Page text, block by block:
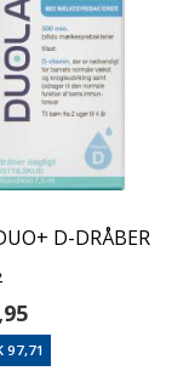
med D-vitamin
D-DRÅBER
97,71